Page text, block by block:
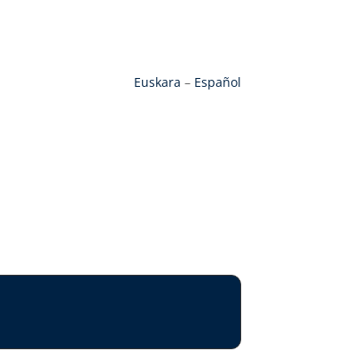
Euskara –Español